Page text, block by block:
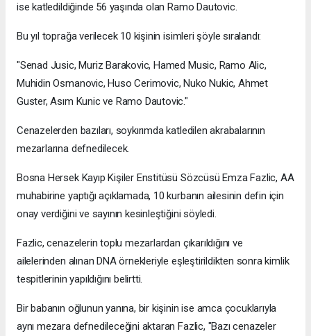
ise katledildiğinde 56 yaşında olan Ramo Dautovic.
Bu yıl toprağa verilecek 10 kişinin isimleri şöyle sıralandı:
"Senad Jusic, Muriz Barakovic, Hamed Music, Ramo Alic,
Muhidin Osmanovic, Huso Cerimovic, Nuko Nukic, Ahmet
Guster, Asım Kunic ve Ramo Dautovic."
Cenazelerden bazıları, soykırımda katledilen akrabalarının
mezarlarına defnedilecek.
Bosna Hersek Kayıp Kişiler Enstitüsü Sözcüsü Emza Fazlic, AA
muhabirine yaptığı açıklamada, 10 kurbanın ailesinin defin için
onay verdiğini ve sayının kesinleştiğini söyledi.
Fazlic, cenazelerin toplu mezarlardan çıkarıldığını ve
ailelerinden alınan DNA örnekleriyle eşleştirildikten sonra kimlik
tespitlerinin yapıldığını belirtti.
Bir babanın oğlunun yanına, bir kişinin ise amca çocuklarıyla
aynı mezara defnedileceğini aktaran Fazlic, "Bazı cenazeler